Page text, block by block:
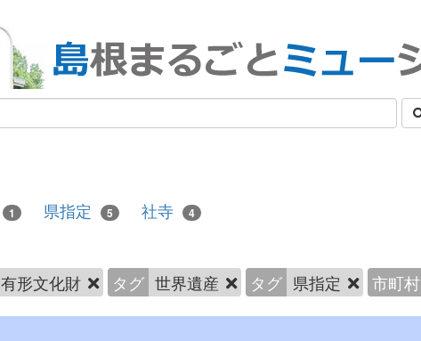
1 県指定 5 社寺 4
有形文化財 タグ 世界遺産 タグ 県指定 市町村